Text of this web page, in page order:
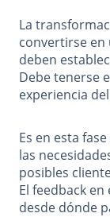
La
convertirse en
deben
Debe tenerse
experiencia
Es en esta
las
posibles
El feedback
desde dónde